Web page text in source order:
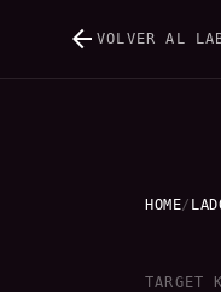
arrow_back VOLVER AL
HOME/
TARGET